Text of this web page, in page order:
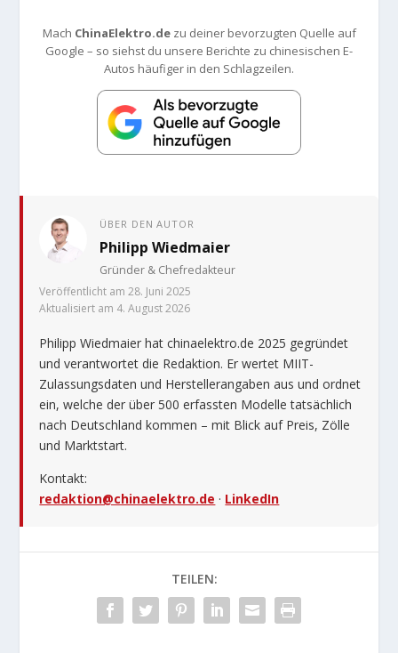
Mach ChinaElektro.dezu deiner bevorzugten Quelle auf
Google – so siehst du unsere Berichte zu chinesischen E-
Autos häufiger in den Schlagzeilen.
ÜBER DEN AUTOR
Philipp Wiedmaier
Gründer & Chefredakteur
Veröffentlicht am 28. Juni 2025
Aktualisiert am 4. August 2026
Philipp Wiedmaier hat chinaelektro.de 2025 gegründet
und verantwortet die Redaktion. Er wertet MIIT-
Zulassungsdaten und Herstellerangaben aus und ordnet
ein, welche der über 500 erfassten Modelle tatsächlich
nach Deutschland kommen – mit Blick auf Preis, Zölle
und Marktstart.
Kontakt:
redaktion@chinaelektro.de · LinkedIn
TEILEN: